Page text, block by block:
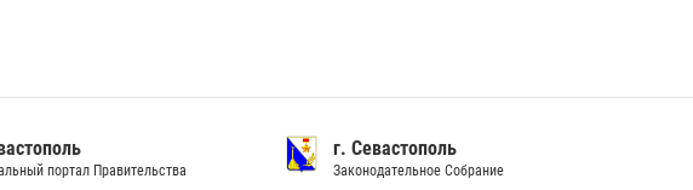
неделю пресекли ряд правонарушений
Росгвардия в Крыму и Севастополе
портал Правительства
г. Севастополь
Законодательное Собрание